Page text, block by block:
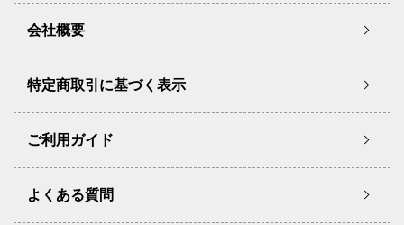
会社概要
特定商取引に基づく表示
ご利用ガイド
よくある質問